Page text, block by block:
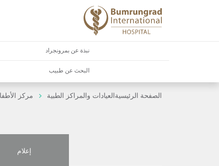
نبذة عن بمرونجراد
البحث عن طبيب
الصفحة الرئيسية العيادات والمراكز الطبية مركز
إعلام